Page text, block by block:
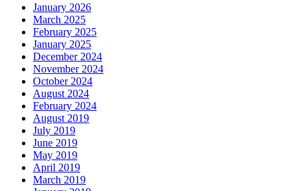
January 2026
March 2025
February 2025
January 2025
December 2024
November 2024
October 2024
August 2024
February 2024
August 2019
July 2019
June 2019
May 2019
April 2019
March 2019